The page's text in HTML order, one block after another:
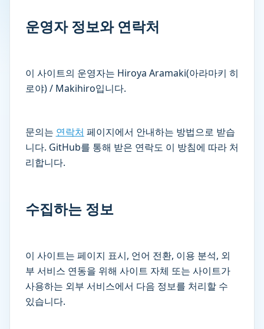
운영자 정보와 연락처
이 사이트의 운영자는 Hiroya Aramaki(아라마키 히
로야) / Makihiro입니다.
문의는 연락처 페이지에서 안내하는 방법으로 받습
니다. GitHub를 통해 받은 연락도 이 방침에 따라 처
리합니다.
수집하는 정보
이 사이트는 페이지 표시, 언어 전환, 이용 분석, 외
부 서비스 연동을 위해 사이트 자체 또는 사이트가
사용하는 외부 서비스에서 다음 정보를 처리할 수
있습니다.